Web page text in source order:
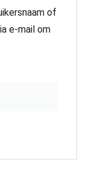
of
e-mail om